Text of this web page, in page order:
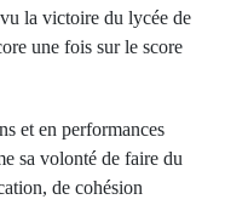
la victoire du lycée de
une fois sur le score
et en performances
sa volonté de faire du
de cohésion